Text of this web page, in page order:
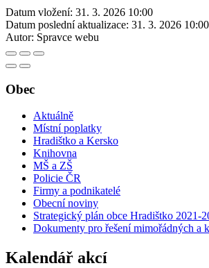
Datum vložení: 31. 3. 2026 10:00
Datum poslední aktualizace: 31. 3. 2026 10:00
Autor: Spravce webu
Obec
Aktuálně
Místní poplatky
Hradištko a Kersko
Knihovna
MŠ a ZŠ
Policie ČR
Firmy a podnikatelé
Obecní noviny
Strategický plán obce Hradištko 2021-
Dokumenty pro řešení mimořádných a
Kalendář akcí